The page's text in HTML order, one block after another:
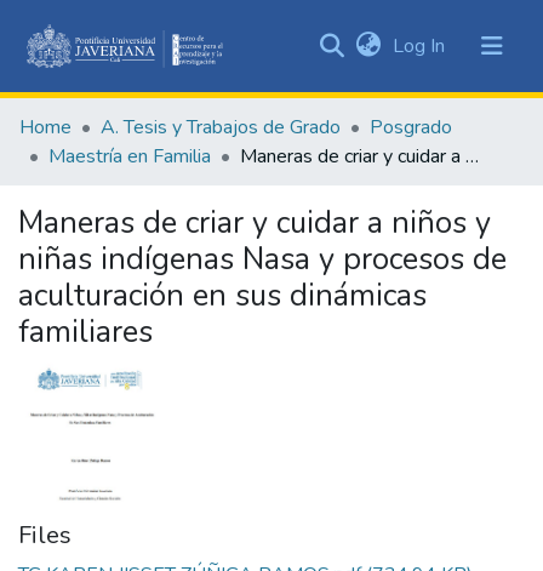
&
Collections
Statistics
Log In (current)
Home A. Tesis y Trabajos de Grado
Posgrado
Maestría en Familia
Maneras de criar y cuidar a niños y niñas indígenas Nasa y procesos de aculturación en sus dinámicas familiares
Maneras de criar y cuidar a niños y
niñas indígenas Nasa y procesos de
aculturación en sus dinámicas
familiares
Files